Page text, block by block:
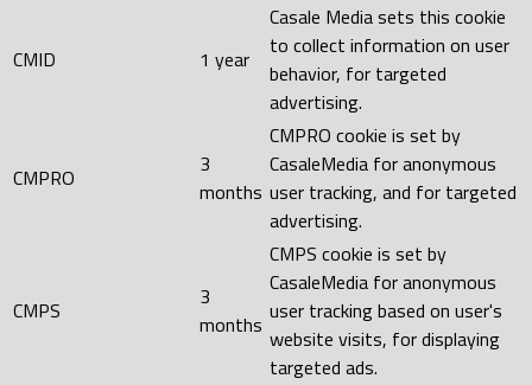
CMID 1 year
Casale Media sets this cookie
to collect information on user
behavior, for targeted
advertising.
CMPRO
3
months
CMPRO cookie is set by
CasaleMedia for anonymous
user tracking, and for targeted
advertising.
CMPS
3
months
CMPS cookie is set by
CasaleMedia for anonymous
user tracking based on user's
website visits, for displaying
targeted ads.